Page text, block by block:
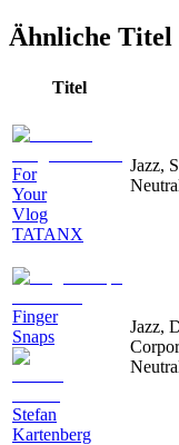
Ähnliche Titel
Titel
For
Your
Vlog
TATANX
Jazz,
Finger
Snaps
Stefan
Kartenberg
Jazz,